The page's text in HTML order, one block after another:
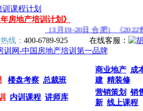
年房地产培训计划》
（3月19-20日 合肥）《2022市
线： 400-6789-925 在线客服：
楼盘考察 总裁班
商业地产 成
建 精装修
内训课程 讲师库
营销策划
销
新 线上课程